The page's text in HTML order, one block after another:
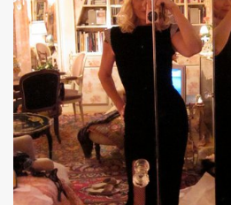
au 11 fevrier 2019 a Paris
17 septembre 2018 a Paris.
en août 2018 pour rendre visite
du 29 juin au 8 juillet 2018 pour
Duvall", "39 de fievre") :
("Les rocks les plus